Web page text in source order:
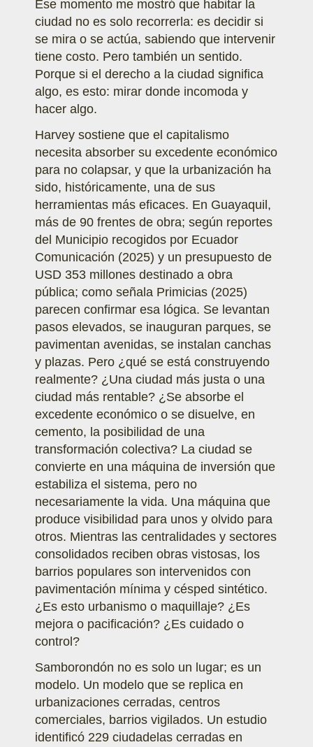
Ese momento me mostró que habitar la
ciudad no es solo recorrerla: es decidir si
se mira o se actúa, sabiendo que intervenir
tiene costo. Pero también un sentido.
Porque si el derecho a la ciudad significa
algo, es esto: mirar donde incomoda y
hacer algo.
Harvey sostiene que el capitalismo
necesita absorber su excedente económico
para no colapsar, y que la urbanización ha
sido, históricamente, una de sus
herramientas más eficaces. En Guayaquil,
más de 90 frentes de obra; según reportes
del Municipio recogidos por Ecuador
Comunicación (2025) y un presupuesto de
USD 353 millones destinado a obra
pública; como señala Primicias (2025)
parecen confirmar esa lógica. Se levantan
pasos elevados, se inauguran parques, se
pavimentan avenidas, se instalan canchas
y plazas. Pero ¿qué se está construyendo
realmente? ¿Una ciudad más justa o una
ciudad más rentable? ¿Se absorbe el
excedente económico o se disuelve, en
cemento, la posibilidad de una
transformación colectiva? La ciudad se
convierte en una máquina de inversión que
estabiliza el sistema, pero no
necesariamente la vida. Una máquina que
produce visibilidad para unos y olvido para
otros. Mientras las centralidades y sectores
consolidados reciben obras vistosas, los
barrios populares son intervenidos con
pavimentación mínima y césped sintético.
¿Es esto urbanismo o maquillaje? ¿Es
mejora o pacificación? ¿Es cuidado o
control?
Samborondón no es solo un lugar; es un
modelo. Un modelo que se replica en
urbanizaciones cerradas, centros
comerciales, barrios vigilados. Un estudio
identificó 229 ciudadelas cerradas en